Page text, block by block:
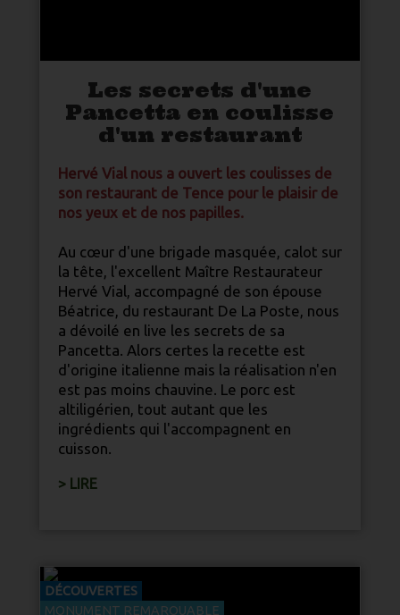
Les secrets d'une
Pancetta en coulisse
d'un restaurant
Hervé Vial nous a ouvert les coulisses de
son restaurant de Tence pour le plaisir de
nos yeux et de nos papilles.
Au cœur d'une brigade masquée, calot sur
la tête, l'excellent Maître Restaurateur
Hervé Vial, accompagné de son épouse
Béatrice, du restaurant De La Poste, nous
a dévoilé en live les secrets de sa
Pancetta. Alors certes la recette est
d'origine italienne mais la réalisation n'en
est pas moins chauvine. Le porc est
altiligérien, tout autant que les
ingrédients qui l'accompagnent en
cuisson.
> LIRE
DÉCOUVERTES
MONUMENT REMARQUABLE
Publié par Les éditions Altiligériennes
Direction de la publication © 2018-2026
Qui sommes nous
CGV / Mentions légales
Politique de protection des données
ARTISANAT ÉCOTOURISME
RANDONNÉES
DÉCOUVERTES
CONTACTEZ-NOUS